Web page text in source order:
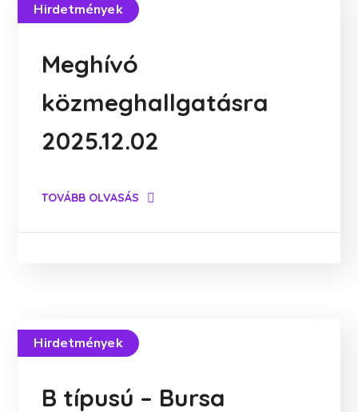
Hirdetmények
Meghívó
közmeghallgatásra
2025.12.02
TOVÁBB OLVASÁS
Hirdetmények
B típusú – Bursa